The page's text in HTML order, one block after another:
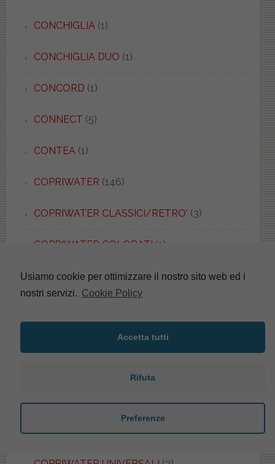
CONCHIGLIA (1)
CONCHIGLIA DUO (1)
CONCORD (1)
CONNECT (5)
CONTEA (1)
COPRIWATER (146)
COPRIWATER CLASSICI/RETRO' (3)
COPRIWATER COLORATI (1)
COPRIWATER DISABILI(2)
COPRIWATER FORMA OVALE
COPRIWATER FORMA SAGOMATA(3)
COPRIWATER FORMA TONDA/ROTONDA(1)
Usiamo cookie per ottimizzare il nostro sito web ed i
nostri servizi. Cookie Policy
Accetta tutti
Rifuta
Preferenze